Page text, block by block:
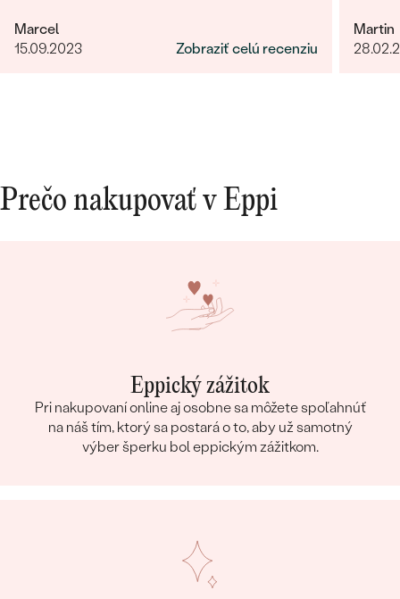
Marcel
15.09.2023
Zobraziť celú recenziu
Martin
Prečo nakupovať v Eppi
Eppický zážitok
Pri nakupovaní online aj osobne sa môžete spoľahnúť
na náš tím, ktorý sa postará o to, aby už samotný
výber šperku bol eppickým zážitkom.